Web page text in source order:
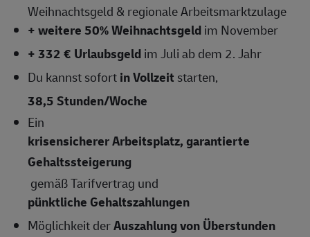
Weihnachtsgeld & regionale Arbeitsmarktzulage
+ weitere 50% Weihnachtsgeldim November
+ 332 € Urlaubsgeldim Juli ab dem 2. Jahr
Du kannst sofortin Vollzeit starten,
38,5 Stunden/Woche
Ein
krisensicherer Arbeitsplatz, garantierte
Gehaltssteigerung
gemäß Tarifvertrag und
pünktliche Gehaltszahlungen
Möglichkeit derAuszahlung von Überstunden